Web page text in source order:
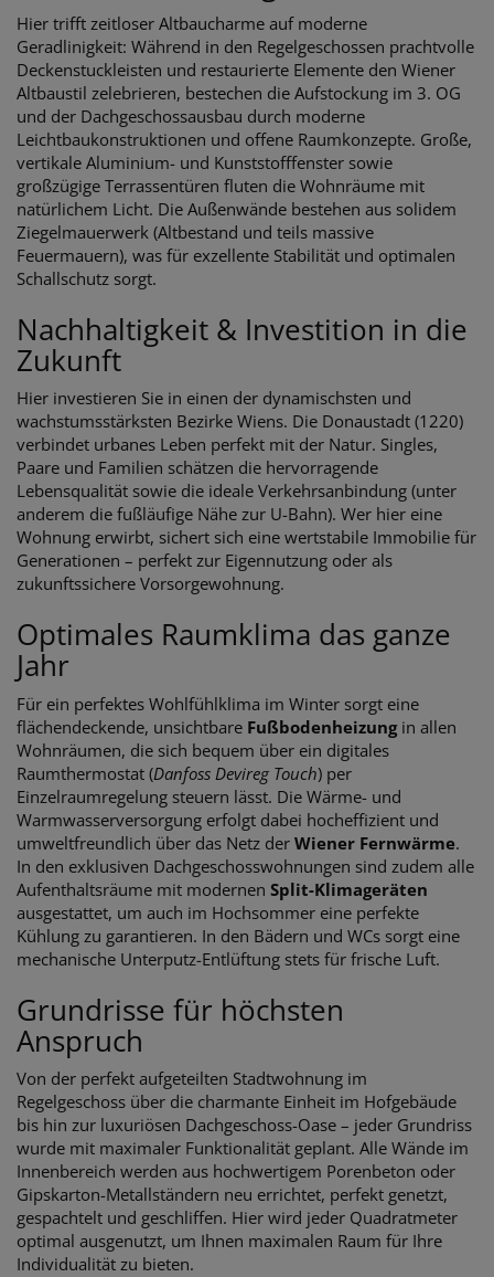
Hier trifft zeitloser Altbaucharme auf moderne
Geradlinigkeit: Während in den Regelgeschossen prachtvolle
Deckenstuckleisten und restaurierte Elemente den Wiener
Altbaustil zelebrieren, bestechen die Aufstockung im 3. OG
und der Dachgeschossausbau durch moderne
Leichtbaukonstruktionen und offene Raumkonzepte. Große,
vertikale Aluminium- und Kunststofffenster sowie
großzügige Terrassentüren fluten die Wohnräume mit
natürlichem Licht. Die Außenwände bestehen aus solidem
Ziegelmauerwerk (Altbestand und teils massive
Feuermauern), was für exzellente Stabilität und optimalen
Schallschutz sorgt.
Nachhaltigkeit & Investition in die
Zukunft
Hier investieren Sie in einen der dynamischsten und
wachstumsstärksten Bezirke Wiens. Die Donaustadt (1220)
verbindet urbanes Leben perfekt mit der Natur. Singles,
Paare und Familien schätzen die hervorragende
Lebensqualität sowie die ideale Verkehrsanbindung (unter
anderem die fußläufige Nähe zur U-Bahn). Wer hier eine
Wohnung erwirbt, sichert sich eine wertstabile Immobilie für
Generationen – perfekt zur Eigennutzung oder als
zukunftssichere Vorsorgewohnung.
Optimales Raumklima das ganze
Jahr
Für ein perfektes Wohlfühlklima im Winter sorgt eine
flächendeckende, unsichtbare Fußbodenheizungin allen
Wohnräumen, die sich bequem über ein digitales
Raumthermostat (Danfoss Devireg Touch) per
Einzelraumregelung steuern lässt. Die Wärme- und
Warmwasserversorgung erfolgt dabei hocheffizient und
umweltfreundlich über das Netz der Wiener Fernwärme.
In den exklusiven Dachgeschosswohnungen sind zudem alle
Aufenthaltsräume mit modernen Split-Klimageräten
ausgestattet, um auch im Hochsommer eine perfekte
Kühlung zu garantieren. In den Bädern und WCs sorgt eine
mechanische Unterputz-Entlüftung stets für frische Luft.
Grundrisse für höchsten
Anspruch
Von der perfekt aufgeteilten Stadtwohnung im
Regelgeschoss über die charmante Einheit im Hofgebäude
bis hin zur luxuriösen Dachgeschoss-Oase – jeder Grundriss
wurde mit maximaler Funktionalität geplant. Alle Wände im
Innenbereich werden aus hochwertigem Porenbeton oder
Gipskarton-Metallständern neu errichtet, perfekt genetzt,
gespachtelt und geschliffen. Hier wird jeder Quadratmeter
optimal ausgenutzt, um Ihnen maximalen Raum für Ihre
Individualität zu bieten.